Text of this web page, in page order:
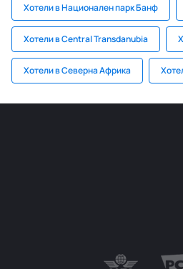
Хотели в Национален парк Банф
Хотели в Central Transdanubia
Хотели в Северна Африка